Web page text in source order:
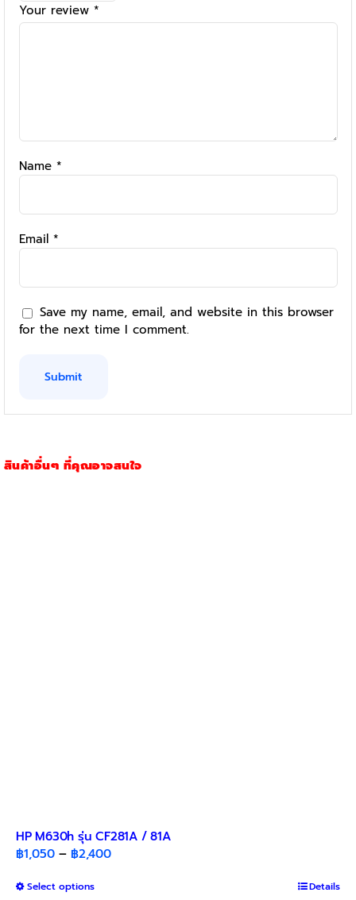
Your review *
Name *
Email *
Save my name, email, and website in this browser
for the next time I comment.
สินค้าอื่นๆ ที่คุณอาจสนใจ
HP M630h รุ่น CF281A / 81A
฿1,050 – ฿2,400Price
Select optionsThis
Details